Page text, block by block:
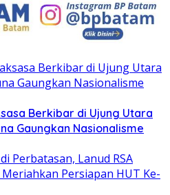
Berkibar di Ujung Utara
Gaungkan Nasionalisme